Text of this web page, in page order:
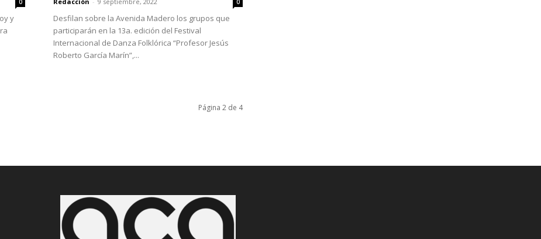
y
0
Desfilan sobre la Avenida Madero los grupos que
participarán en la 13a. edición del Festival
Internacional de Danza Folklórica “Profesor Jesús
Roberto García Marín”,...
Página 2 de 4